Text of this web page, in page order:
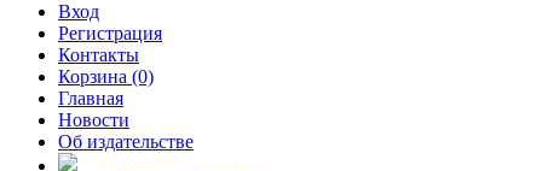
Вход
Регистрация
Контакты
Корзина (0)
Главная
Новости
Об издательстве